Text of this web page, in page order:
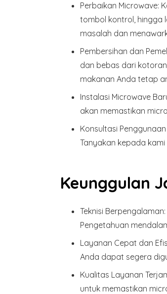
Perbaikan Microwave:
tombol kontrol, hingga
masalah dan
Pembersihan dan
dan bebas dari
makanan Anda tetap
Instalasi Microwave
akan memastikan
Konsultasi
Tanyakan kepada
Keunggulan
Teknisi Berpengalaman:
Pengetahuan
Layanan Cepat dan
Anda dapat segera
Kualitas Layanan
untuk memastikan